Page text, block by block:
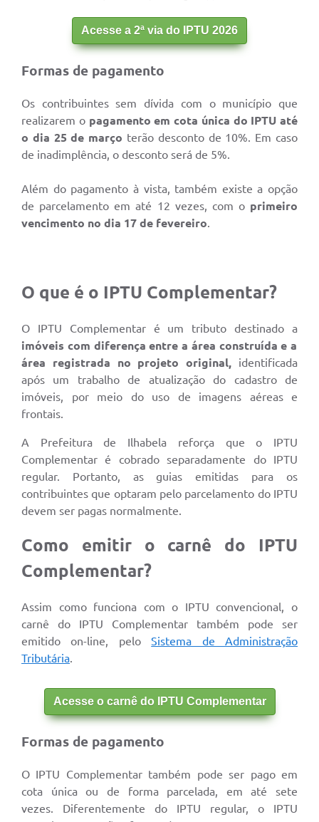
Acesse a 2ª via do IPTU 2026
Formas de pagamento
Os contribuintes sem dívida com o município que
realizarem o pagamento em cota única do IPTU até
o dia 25 de março terão desconto de 10%. Em caso
de inadimplência, o desconto será de 5%.
Além do pagamento à vista, também existe a opção
de parcelamento em até 12 vezes, com o primeiro
vencimento no dia 17 de fevereiro.
O que é o IPTU Complementar?
O IPTU Complementar é um tributo destinado a
imóveis com diferença entre a área construída e a
área registrada no projeto original,
identificada
após um trabalho de atualização do cadastro de
imóveis, por meio do uso de imagens aéreas e
frontais.
A Prefeitura de Ilhabela reforça que o IPTU
Complementar é cobrado separadamente do IPTU
regular. Portanto, as guias emitidas para os
contribuintes que optaram pelo parcelamento do IPTU
devem ser pagas normalmente.
Como emitir o carnê do IPTU
Complementar?
Assim como funciona com o IPTU convencional, o
carnê do IPTU Complementar também pode ser
emitido on-line, peloSistema de Administração
Tributária.
Acesse o carnê do IPTU Complementar
Formas de pagamento
O IPTU Complementar também pode ser pago em
cota única ou de forma parcelada, em até sete
vezes. Diferentemente do IPTU regular, o IPTU